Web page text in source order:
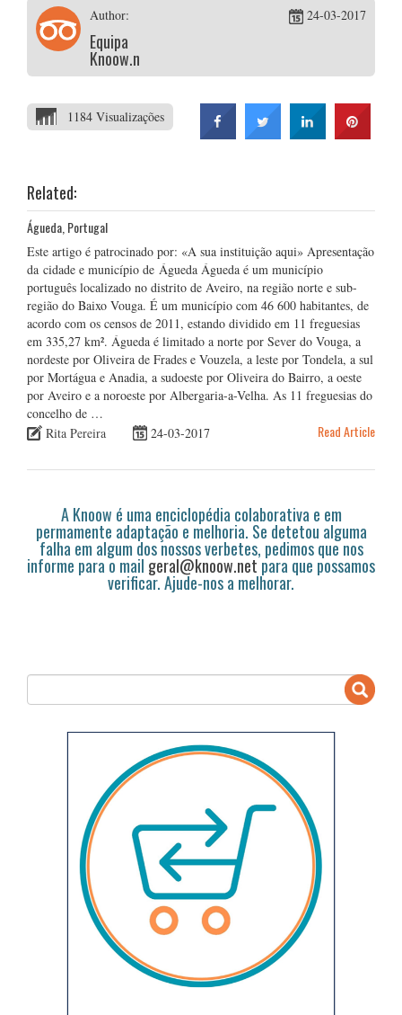
Author:
Equipa
Knoow.net
24-03-2017
1184 Visualizações
Related:
Águeda, Portugal
Este artigo é patrocinado por: «A sua instituição aqui» Apresentação
da cidade e município de Águeda Águeda é um município
português localizado no distrito de Aveiro, na região norte e sub-
região do Baixo Vouga. É um município com 46 600 habitantes, de
acordo com os censos de 2011, estando dividido em 11 freguesias
em 335,27 km². Águeda é limitado a norte por Sever do Vouga, a
nordeste por Oliveira de Frades e Vouzela, a leste por Tondela, a sul
por Mortágua e Anadia, a sudoeste por Oliveira do Bairro, a oeste
por Aveiro e a noroeste por Albergaria-a-Velha. As 11 freguesias do
concelho de …
Rita Pereira
24-03-2017 Read Article
A Knoow é uma enciclopédia colaborativa e em
permamente adaptação e melhoria. Se detetou alguma
falha em algum dos nossos verbetes, pedimos que nos
informe para o mail geral@knoow.netpara que possamos
verificar. Ajude-nos a melhorar.